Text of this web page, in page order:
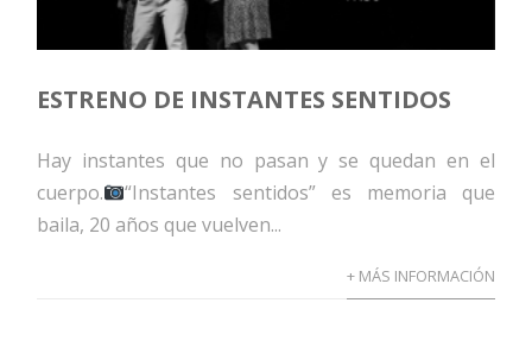
ESTRENO DE INSTANTES SENTIDOS
Hay instantes que no pasan y se quedan en el
cuerpo.
“Instantes sentidos” es memoria que
baila, 20 años que vuelven...
+ MÁS INFORMACIÓN